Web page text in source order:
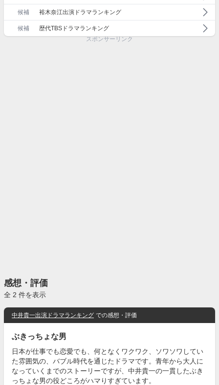
候補 裕木奈江出演ドラマランキング
候補
歴代TBSドラマランキング
スポンサーリンク
感想・評価
全 2 件を表示
中井貴一出演ドラマランキング での感想・評価
ぶきっちょな男
日本が仕事でも恋愛でも、何となくワクワク、ソワソワしてい
た雰囲気の、バブル時代を通じたドラマです。青年から大人に
なっていくまでのストーリーですが、中井貴一の一貫したぶき
っちょな男の役どころがハマりすぎています。